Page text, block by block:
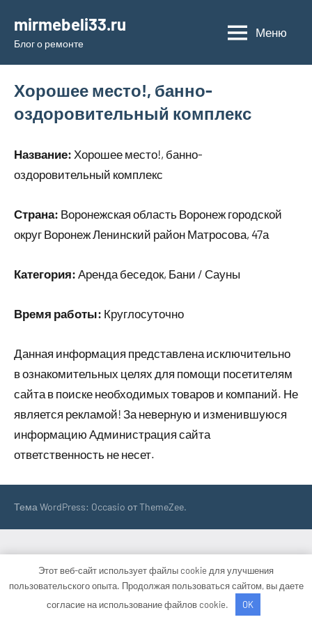
содержимому
mirmebeli33.ru
Блог о ремонте
Меню
Хорошее место!, банно-
оздоровительный комплекс
Название: Хорошее место!, банно-
оздоровительный комплекс
Страна: Воронежская область Воронеж городской
округ Воронеж Ленинский район Матросова, 47а
Категория: Аренда беседок, Бани / Сауны
Время работы: Круглосуточно
Данная информация представлена исключительно
в ознакомительных целях для помощи посетителям
сайта в поиске необходимых товаров и компаний. Не
является рекламой! За неверную и изменившуюся
информацию Администрация сайта
ответственность не несет.
Тема WordPress: Occasio от ThemeZee.
Этот веб-сайт использует файлы cookie для улучшения
пользовательского опыта. Продолжая пользоваться сайтом, вы даете
согласие на использование файлов cookie.
OK